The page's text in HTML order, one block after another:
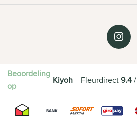
Beoordeling
op
Kiyoh Fleurdirect9.4/